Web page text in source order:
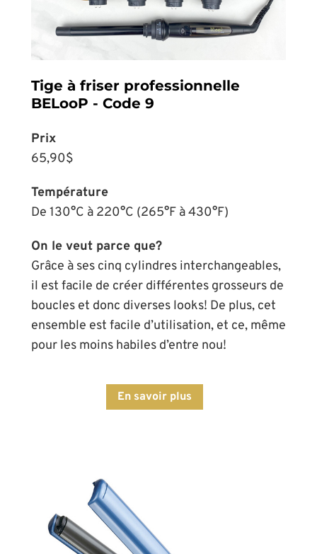
En savoir plus
Tige à friser professionnelle
BELooP - Code 9
Prix
65,90$
Température
De 130°C à 220°C (265°F à 430°F)
On le veut parce que?
Grâce à ses cinq cylindres interchangeables,
il est facile de créer différentes grosseurs de
boucles et donc diverses looks! De plus, cet
ensemble est facile d’utilisation, et ce, même
pour les moins habiles d’entre nou!